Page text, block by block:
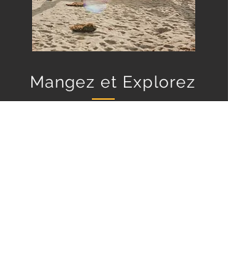
Mangez et Explorez